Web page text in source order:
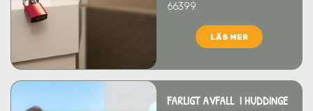
66399.
LÄS MER
FARLIGT AVFALL I HUDDINGE